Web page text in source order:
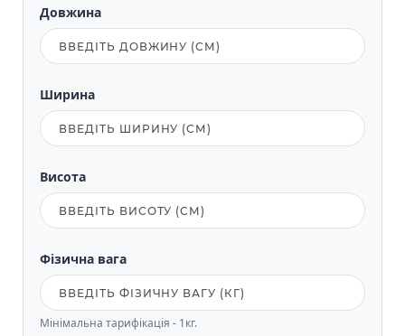
Довжина
Ширина
Висота
Фізична вага
Мінімальна тарифікація - 1кг.